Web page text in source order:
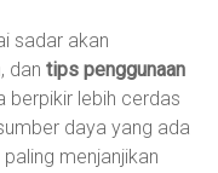
sadar akan
dantips penggunaan
berpikir lebih cerdas
daya yang ada
menjanjikan